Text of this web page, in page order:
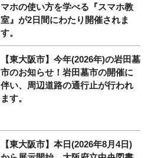
マホの使い方を学べる『スマホ教
室』が2日間にわたり開催されま
す。
【東大阪市】今年(2026年)の岩田墓
市のお知らせ！岩田墓市の開催に
伴い、周辺道路の通行止が行われ
ます。
【東大阪市】本日(2026年8月4日)